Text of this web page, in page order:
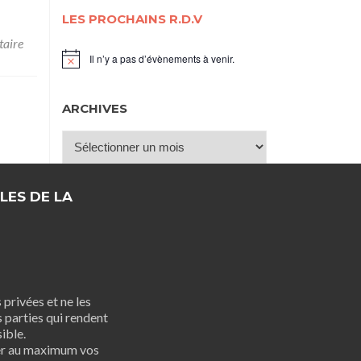
LES PROCHAINS R.D.V
Notice Il n’y a pas d’évènements à venir.
ARCHIVES
DE LA
et ne les
parties qui rendent
au maximum vos